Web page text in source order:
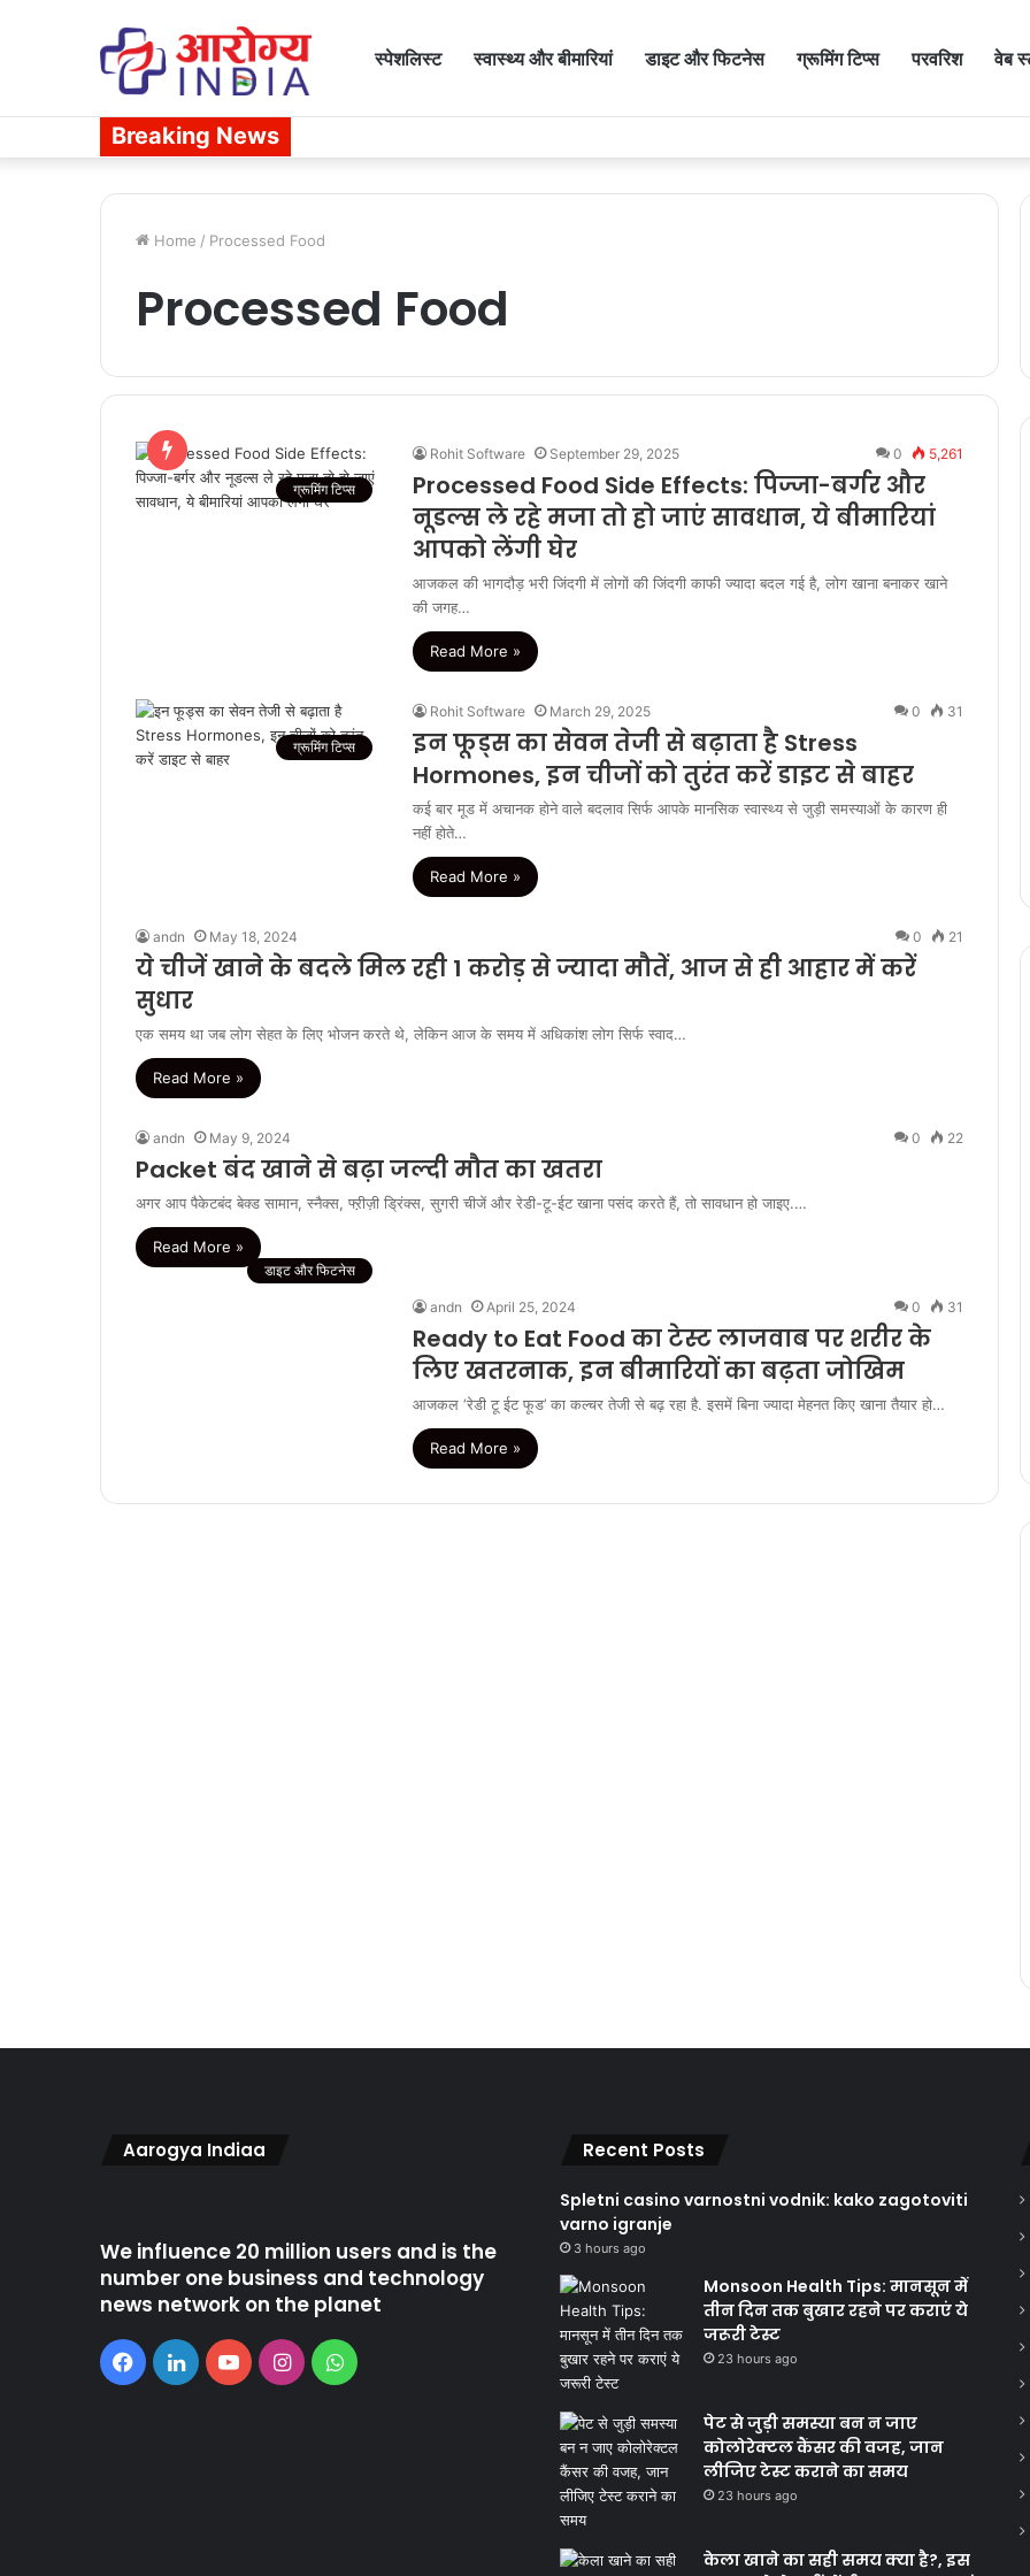
स्पेशलिस्ट स्वास्थ्य और बीमारियां डाइट और फिटनेस ग्रूमिंग टिप्स परवरिश वेब
Breaking News
Home / Processed Food
Processed Food
ग्रूमिंग टिप्स
Rohit Software September 29, 2025 0 5,261
Processed Food Side Effects: पिज्जा-बर्गर और
नूडल्स ले रहे मजा तो हो जाएं सावधान, ये बीमारियां
आपको लेंगी घेर
आजकल की भागदौड़ भरी जिंदगी में लोगों की जिंदगी काफी ज्यादा बदल गई है, लोग खाना बनाकर खाने
की जगह…
Read More »
ग्रूमिंग टिप्स
Rohit Software March 29, 2025 0 31
इन फूड्स का सेवन तेजी से बढ़ाता है Stress
Hormones, इन चीजों को तुरंत करें डाइट से बाहर
कई बार मूड में अचानक होने वाले बदलाव सिर्फ आपके मानसिक स्वास्थ्य से जुड़ी समस्याओं के कारण ही
नहीं होते…
Read More »
andn May 18, 2024 0 21
ये चीजें खाने के बदले मिल रही 1 करोड़ से ज्यादा मौतें, आज से ही आहार में करें
सुधार
एक समय था जब लोग सेहत के लिए भोजन करते थे, लेकिन आज के समय में अधिकांश लोग सिर्फ स्वाद…
Read More »
andn May 9, 2024 0 22
Packet बंद खाने से बढ़ा जल्दी मौत का खतरा
अगर आप पैकेटबंद बेक्ड सामान, स्नैक्स, फ्ऱीज़ी ड्रिंक्स, सुगरी चीजें और रेडी-टू-ईट खाना पसंद करते हैं, तो सावधान हो जाइए.…
Read More »
डाइट और फिटनेस
andn April 25, 2024 0 31
Ready to Eat Food का टेस्ट लाजवाब पर शरीर के
लिए खतरनाक, इन बीमारियों का बढ़ता जोखिम
आजकल ‘रेडी टू ईट फूड’ का कल्चर तेजी से बढ़ रहा है. इसमें बिना ज्यादा मेहनत किए खाना तैयार हो…
Read More »
Aarogya Indiaa
We influence 20 million users and is the
number one business and technology
news network on the planet
Facebook
LinkedInYouTubeInstagramWhatsApp
Recent Posts
Spletni casino varnostni vodnik: kako zagotoviti
varno igranje
3 hours ago
Monsoon Health Tips: मानसून में
तीन दिन तक बुखार रहने पर कराएं ये
जरूरी टेस्ट
23 hours ago
पेट से जुड़ी समस्या बन न जाए
कोलोरेक्टल कैंसर की वजह, जान
लीजिए टेस्ट कराने का समय
23 hours ago
केला खाने का सही समय क्‍या है?, इस